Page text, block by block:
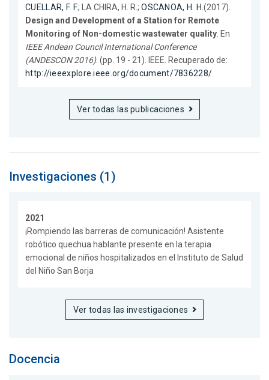
CUELLAR, F. F.; LA CHIRA, H. R.;OSCANOA, H. H.(2017).
Design and Development of a Station for Remote
Monitoring of Non-domestic wastewater quality . En
IEEE Andean Council International Conference
(ANDESCON 2016). (pp. 19 - 21). IEEE. Recuperado de:
http://ieeexplore.ieee.org/document/7836228/
Ver todas las publicaciones
Investigaciones (1)
2021
¡Rompiendo las barreras de comunicación! Asistente
robótico quechua hablante presente en la terapia
emocional de niños hospitalizados en el Instituto de Salud
del Niño San Borja
Ver todas las investigaciones
Docencia